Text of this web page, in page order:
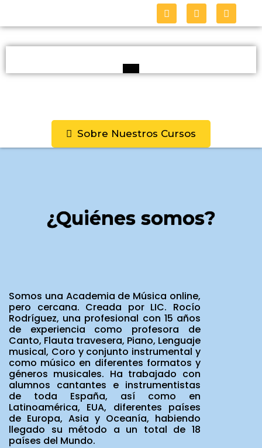
Sobre Nuestros Cursos
¿Quiénes somos?
Somos una Academia de Música online,
pero cercana. Creada por LIC. Rocío
Rodríguez, una profesional con 15 años
de experiencia como profesora de
Canto, Flauta travesera, Piano, Lenguaje
musical, Coro y conjunto instrumental y
como músico en diferentes formatos y
géneros musicales. Ha trabajado con
alumnos cantantes e instrumentistas
de toda España, así como en
Latinoamérica, EUA, diferentes países
de Europa, Asia y Oceanía, habiendo
llegado su método a un total de 18
países del Mundo.